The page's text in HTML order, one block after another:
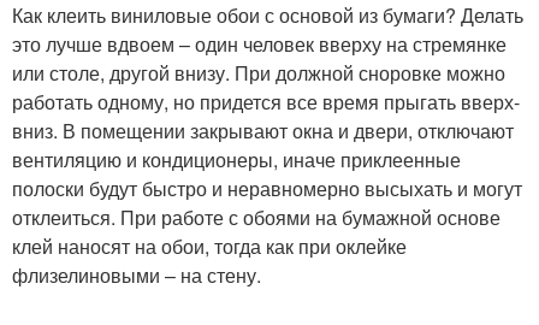
Как клеить виниловые обои с основой из бумаги? Делать
это лучше вдвоем – один человек вверху на стремянке
или столе, другой внизу. При должной сноровке можно
работать одному, но придется все время прыгать вверх-
вниз. В помещении закрывают окна и двери, отключают
вентиляцию и кондиционеры, иначе приклеенные
полоски будут быстро и неравномерно высыхать и могут
отклеиться. При работе с обоями на бумажной основе
клей наносят на обои, тогда как при оклейке
флизелиновыми – на стену.